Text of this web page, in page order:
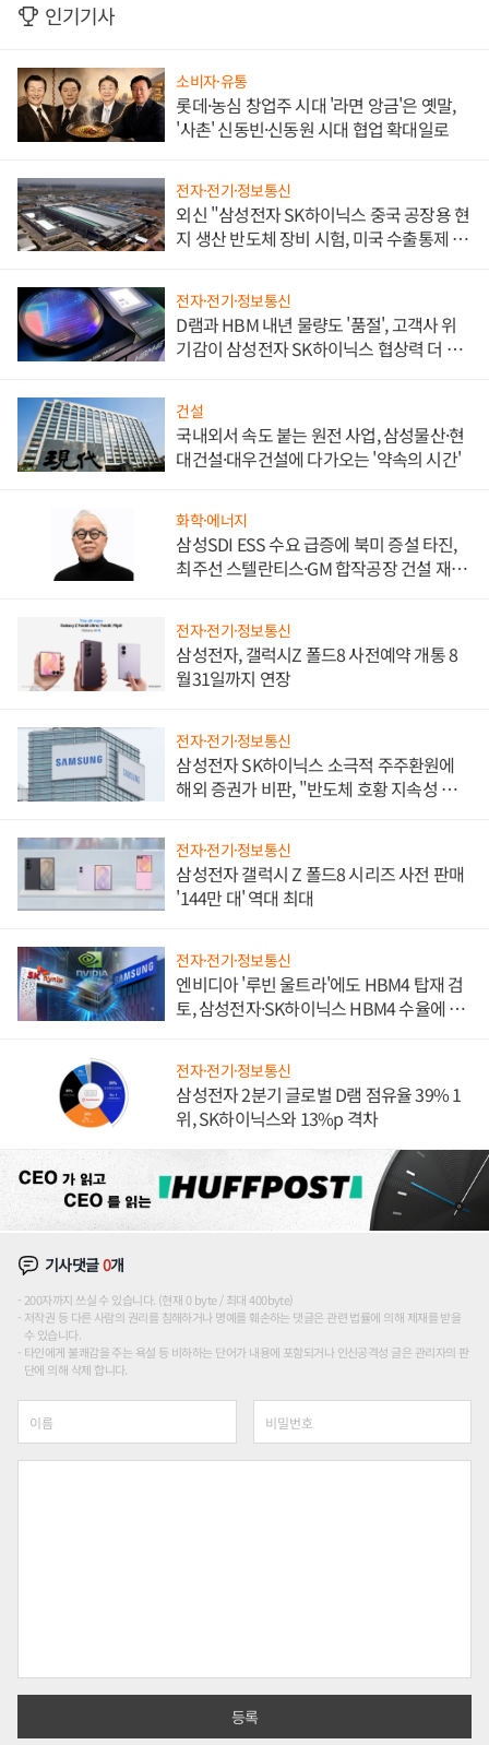
인기기사
소비자·유통
롯데·농심 창업주 시대 '라면 앙금'은 옛말,
'사촌' 신동빈·신동원 시대 협업 확대일로
전자·전기·정보통신
외신 "삼성전자 SK하이닉스 중국 공장용 현
지 생산 반도체 장비 시험, 미국 수출통제 대
전자·전기·정보통신
D램과 HBM 내년 물량도 '품절', 고객사 위
기감이 삼성전자 SK하이닉스 협상력 더 키
건설
국내외서 속도 붙는 원전 사업, 삼성물산·현
대건설·대우건설에 다가오는 '약속의 시간'
화학·에너지
삼성SDI ESS 수요 급증에 북미 증설 타진,
최주선 스텔란티스·GM 합작공장 건설 재추
전자·전기·정보통신
삼성전자, 갤럭시Z 폴드8 사전예약 개통 8
월31일까지 연장
전자·전기·정보통신
삼성전자 SK하이닉스 소극적 주주환원에
해외 증권가 비판, "반도체 호황 지속성 의
전자·전기·정보통신
삼성전자 갤럭시 Z 폴드8 시리즈 사전 판매
'144만 대' 역대 최대
전자·전기·정보통신
엔비디아 '루빈 울트라'에도 HBM4 탑재 검
토, 삼성전자·SK하이닉스 HBM4 수율에 주
전자·전기·정보통신
삼성전자 2분기 글로벌 D램 점유율 39% 1
위, SK하이닉스와 13%p 격차
기사댓글0개
200자까지 쓰실 수 있습니다. (현재 0 byte / 최대 400byte)
저작권 등 다른 사람의 권리를 침해하거나 명예를 훼손하는 댓글은 관련 법률에 의해 제재를 받을
수 있습니다.
타인에게 불쾌감을 주는 욕설 등 비하하는 단어가 내용에 포함되거나 인신공격성 글은 관리자의 판
단에 의해 삭제 합니다.